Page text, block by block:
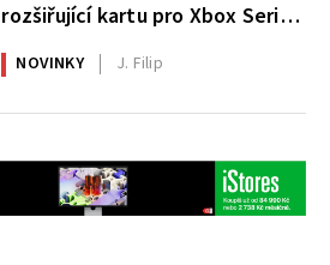
rozšiřující kartu pro Xbox Series
X|S
NOVINKY J. Filip